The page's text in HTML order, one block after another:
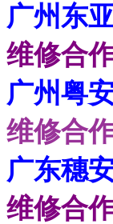
广州东
维修合
广州粤
维修合
广东穗
维修合